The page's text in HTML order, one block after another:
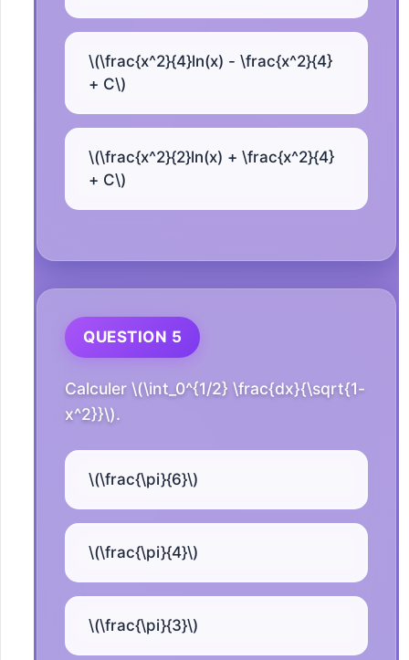
\(\frac{x^2}{4}ln(x) - \frac{x^2}{4}
+ C\)
\(\frac{x^2}{2}ln(x) + \frac{x^2}{4}
+ C\)
QUESTION 5
Calculer \(\int_0^{1/2} \frac{dx}{\sqrt{1-
x^2}}\).
\(\frac{\pi}{6}\)
\(\frac{\pi}{4}\)
\(\frac{\pi}{3}\)